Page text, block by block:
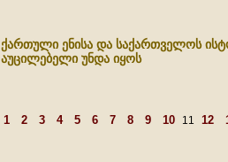
ქართული ენისა და საქართველოს
აუცილებელი უნდა იყოს
1 2 3 4 5 6 7 8 9 10 11 12